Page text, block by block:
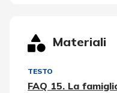
Materiali
TESTO
FAQ 15. La